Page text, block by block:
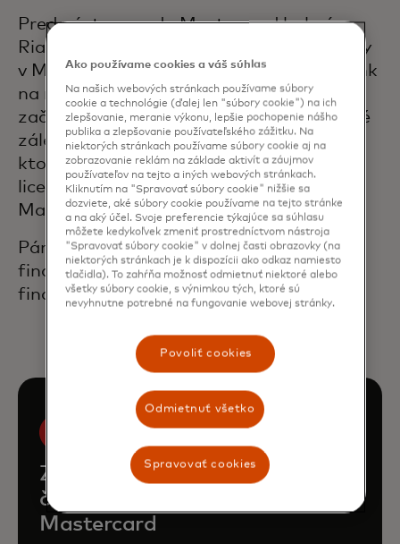
Pred nástupom do Mastercard bol pán
Riaby riaditeľom pre platobné prostriedky
v Most-Bank, jednej z priekopníckych bánk
na ruskom kartovom trhu. Svoju kariéru
začal v Banke pre zahraničné ekonomické
záležitosti ZSSR (Vnešekonombank),
ktorá ako prvá banka v ZSSR podpísala
licenčnú zmluvu so spoločnosťou
Mastercard.
Pán Riaby má magisterský titul v odbore
financie a úvery zo Štátnej akadémie
financií v Moskve.
Zoznámte sa s ostatnými
členmi predstavenstva
Mastercard
Ako používame cookies a váš súhlas
Na našich webových stránkach používame súbory
cookie a technológie (ďalej len "súbory cookie") na ich
zlepšovanie, meranie výkonu, lepšie pochopenie nášho
publika a zlepšovanie používateľského zážitku. Na
niektorých stránkach používame súbory cookie aj na
zobrazovanie reklám na základe aktivít a záujmov
používateľov na tejto a iných webových stránkach.
Kliknutím na "Spravovať súbory cookie" nižšie sa
dozviete, aké súbory cookie používame na tejto stránke
a na aký účel. Svoje preferencie týkajúce sa súhlasu
môžete kedykoľvek zmeniť prostredníctvom nástroja
"Spravovať súbory cookie" v dolnej časti obrazovky (na
niektorých stránkach je k dispozícii ako odkaz namiesto
tlačidla). To zahŕňa možnosť odmietnuť niektoré alebo
všetky súbory cookie, s výnimkou tých, ktoré sú
nevyhnutne potrebné na fungovanie webovej stránky.
Povoliť cookies
Odmietnuť všetko
Spravovať cookies